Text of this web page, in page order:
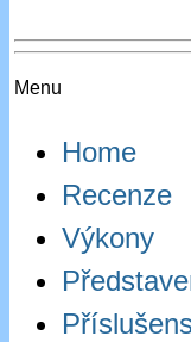
Menu
Home
Recenze
Výkony